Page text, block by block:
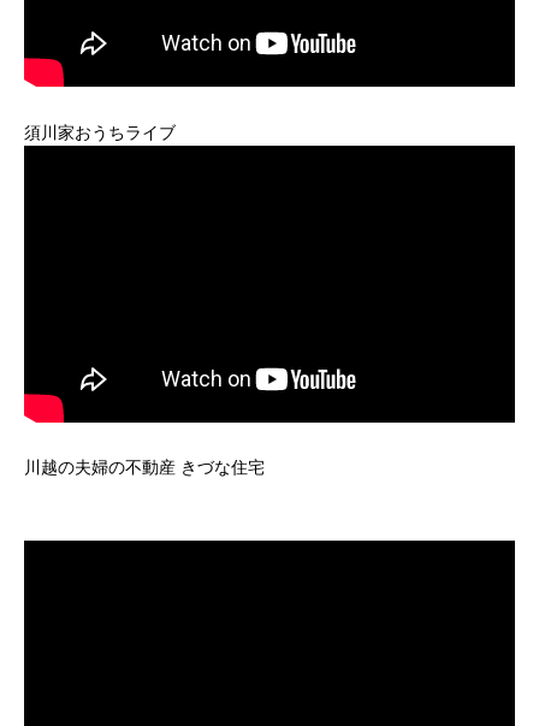
須川家おうちライブ
川越の夫婦の不動産 きづな住宅